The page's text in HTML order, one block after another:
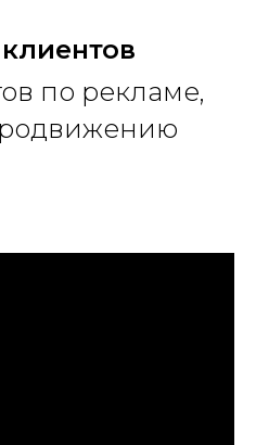
по рекламе,